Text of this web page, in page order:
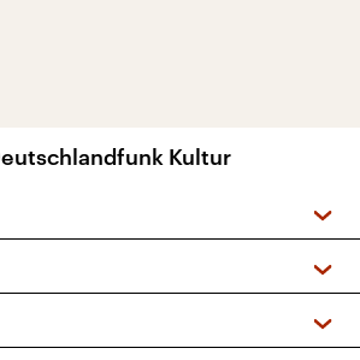
Kultur
und Podcasts
(UKW + DAB+)